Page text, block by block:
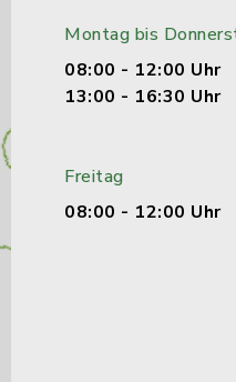
Montag bis
08:00 - 12:00 Uhr
13:00 - 16:30 Uhr
Freitag
08:00 - 12:00 Uhr